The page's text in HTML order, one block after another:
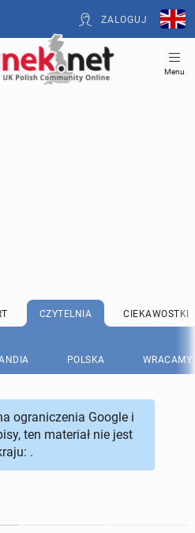
ZALOGUJ
Menu
CZYTELNIA CIEKAWOSTKI
POLSKA WRACAMY
ograniczenia Google i
ten materiał nie jest
.